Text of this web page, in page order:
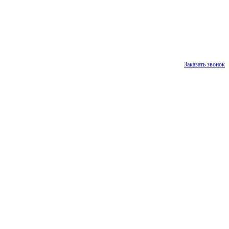
Заказать звонок